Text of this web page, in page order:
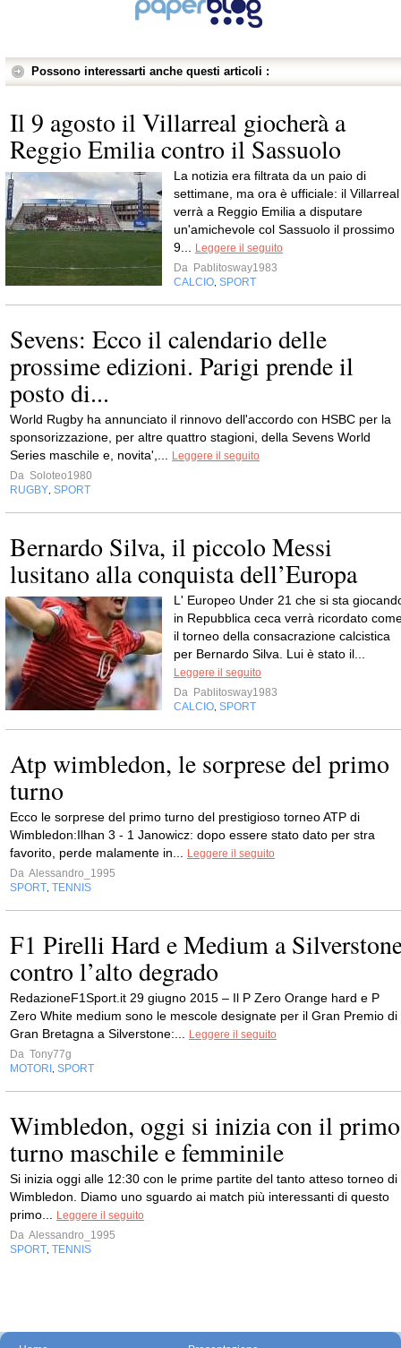
Possono interessarti anche questi articoli :
Il 9 agosto il Villarreal giocherà a
Reggio Emilia contro il Sassuolo
La notizia era filtrata da un paio di
settimane, ma ora è ufficiale: il Villarreal
verrà a Reggio Emilia a disputare
un'amichevole col Sassuolo il prossimo
9...
Leggere il seguito
Da Pablitosway1983
CALCIO SPORT
Sevens: Ecco il calendario delle
prossime edizioni. Parigi prende il
posto di...
World Rugby ha annunciato il rinnovo dell'accordo con HSBC per la
sponsorizzazione, per altre quattro stagioni, della Sevens World
Series maschile e, novita',...
Leggere il seguito
Da Soloteo1980
RUGBY SPORT
Bernardo Silva, il piccolo Messi
lusitano alla conquista dell’Europa
L' Europeo Under 21 che si sta
in Repubblica ceca verrà ricordato
il torneo della consacrazione calcistica
per Bernardo Silva. Lui è stato il...
Leggere il seguito
Da Pablitosway1983
CALCIO SPORT
Atp wimbledon, le sorprese del primo
turno
Ecco le sorprese del primo turno del prestigioso torneo ATP di
Wimbledon:Ilhan 3 - 1 Janowicz: dopo essere stato dato per stra
favorito, perde malamente in...
Leggere il seguito
Da Alessandro_1995
SPORT TENNIS
F1 Pirelli Hard e Medium a
contro l’alto degrado
RedazioneF1Sport.it 29 giugno 2015 – Il P Zero Orange hard e P
Zero White medium sono le mescole designate per il Gran Premio di
Gran Bretagna a Silverstone:...
Leggere il seguito
Da Tony77g
MOTORI
SPORT
Wimbledon, oggi si inizia con il primo
turno maschile e femminile
Si inizia oggi alle 12:30 con le prime partite del tanto atteso torneo di
Wimbledon. Diamo uno sguardo ai match più interessanti di questo
primo...
Leggere il seguito
Da Alessandro_1995
SPORT TENNIS